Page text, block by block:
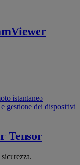
istantaneo
gestione dei dispositivi
Tensor